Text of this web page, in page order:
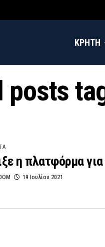
ΚΡΗΤΗ
posts
η πλατφόρμα
19 Ιουλίου 2021